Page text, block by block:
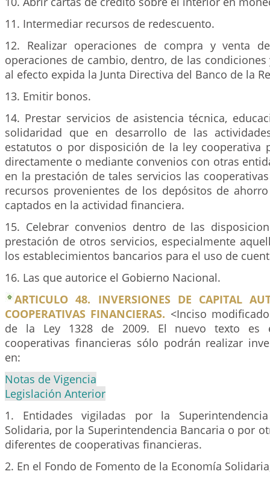
11. Intermediar recursos de redescuento.
12. Realizar operaciones de compra y venta
operaciones de cambio, dentro, de las
al efecto expida la Junta Directiva del Banco de la
13. Emitir bonos.
14. Prestar servicios de asistencia técnica,
solidaridad que en desarrollo de las
estatutos o por disposición de la ley cooperativa
directamente o mediante convenios con otras
en la prestación de tales servicios las
recursos provenientes de los depósitos de
captados en la actividad financiera.
15. Celebrar convenios dentro de las
prestación de otros servicios, especialmente
los establecimientos bancarios para el uso de
16. Las que autorice el Gobierno Nacional.
ARTICULO 48. INVERSIONES DE CAPITAL
COOPERATIVAS FINANCIERAS. <Inciso
de la Ley 1328 de 2009. El nuevo texto es
cooperativas financieras sólo podrán realizar
en:
Notas de Vigencia
Legislación Anterior
1. Entidades vigiladas por la
Solidaria, por la Superintendencia Bancaria o por
diferentes de cooperativas financieras.
2. En el Fondo de Fomento de la Economía